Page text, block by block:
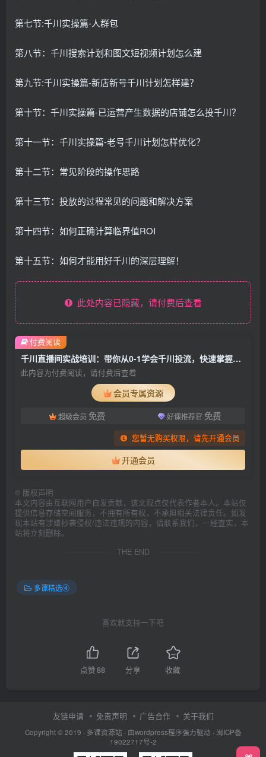
第七节:千川实操篇-人群包
第八节：千川搜索计划和图文短视频计划怎么建
第九节:千川实操篇-新店新号千川计划怎样建？
第十节：千川实操篇-已运营产生数据的店铺怎么投千川？
第十一节：千川实操篇-老号千川计划怎样优化？
第十二节：常见阶段的操作思路
第十三节：投放的过程常见的问题和解决方案
第十四节：如何正确计算临界值ROI
第十五节：如何才能用好千川的深层理解！
此处内容已隐藏，请付费后查看
千川直播间实战培训：带你从0-1学会千川投流，快速掌握核心的原理
此内容为付费阅读，请付费后查看
会员专属资源
超级会员 免费 好课推荐官 免费
您暂无购买权限，请先开通会员
开通会员
付费阅读
© 版权声明
本文内容由互联网用户自发贡献，该文观点仅代表作者本人。本站仅
提供信息存储空间服务，不拥有所有权，不承担相关法律责任。如发
现本站有涉嫌抄袭侵权/违法违规的内容，请联系我们，一经查实，本
站将立刻删除。
THE END
多课精选④
喜欢就支持一下吧
点赞88 分享 收藏
友链申请 免责声明 广告合作 关于我们
Copyright © 2019 · 多课资源站 · 由wordpress程序强力驱动 · 闽ICP备
19022717号-2